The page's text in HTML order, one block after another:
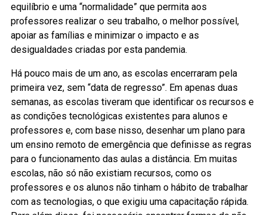
equilíbrio e uma “normalidade” que permita aos
professores realizar o seu trabalho, o melhor possível,
apoiar as famílias e minimizar o impacto e as
desigualdades criadas por esta pandemia.
Há pouco mais de um ano, as escolas encerraram pela
primeira vez, sem “data de regresso”. Em apenas duas
semanas, as escolas tiveram que identificar os recursos e
as condições tecnológicas existentes para alunos e
professores e, com base nisso, desenhar um plano para
um ensino remoto de emergência que definisse as regras
para o funcionamento das aulas a distância. Em muitas
escolas, não só não existiam recursos, como os
professores e os alunos não tinham o hábito de trabalhar
com as tecnologias, o que exigiu uma capacitação rápida.